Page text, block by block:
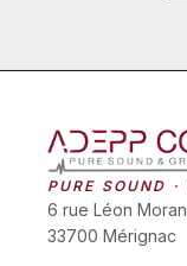
PURE SOUND
6 rue Léon
33700 Mérignac